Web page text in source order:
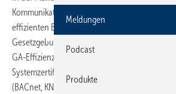
Kommunikationstiefe eine
effizienten Betrieb der Liegenschaft. Weitere
Gesetzgebung EN 15232 und der nationale
GA-Effizienzklassen und Funktionen sowie die
Systemzertifizierung, Grundlagen der
(BACnet, KNX, LON, EnOcean etc.), Hinweise
Meldungen
Podcast
Produkte